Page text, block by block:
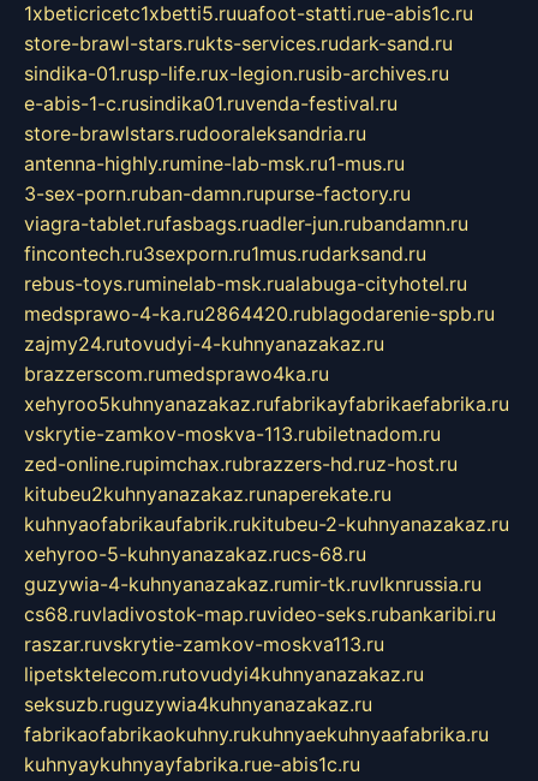
1xbeticricetc1xbetti5.ruuafoot-statti.rue-abis1c.ru
store-brawl-stars.rukts-services.rudark-sand.ru
sindika-01.rusp-life.rux-legion.rusib-archives.ru
e-abis-1-c.rusindika01.ruvenda-festival.ru
store-brawlstars.rudooraleksandria.ru
antenna-highly.rumine-lab-msk.ru1-mus.ru
3-sex-porn.ruban-damn.rupurse-factory.ru
viagra-tablet.rufasbags.ruadler-jun.rubandamn.ru
fincontech.ru3sexporn.ru1mus.rudarksand.ru
rebus-toys.ruminelab-msk.rualabuga-cityhotel.ru
medsprawo-4-ka.ru2864420.rublagodarenie-spb.ru
zajmy24.rutovudyi-4-kuhnyanazakaz.ru
brazzerscom.rumedsprawo4ka.ru
xehyroo5kuhnyanazakaz.rufabrikayfabrikaefabrika.ru
vskrytie-zamkov-moskva-113.rubiletnadom.ru
zed-online.rupimchax.rubrazzers-hd.ruz-host.ru
kitubeu2kuhnyanazakaz.runaperekate.ru
kuhnyaofabrikaufabrik.rukitubeu-2-kuhnyanazakaz.ru
xehyroo-5-kuhnyanazakaz.rucs-68.ru
guzywia-4-kuhnyanazakaz.rumir-tk.ruvlknrussia.ru
cs68.ruvladivostok-map.ruvideo-seks.rubankaribi.ru
raszar.ruvskrytie-zamkov-moskva113.ru
lipetsktelecom.rutovudyi4kuhnyanazakaz.ru
seksuzb.ruguzywia4kuhnyanazakaz.ru
fabrikaofabrikaokuhny.rukuhnyaekuhnyaafabrika.ru
kuhnyaykuhnyayfabrika.rue-abis1c.ru